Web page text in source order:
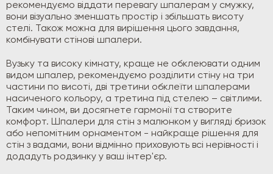
рекомендуємо віддати перевагу шпалерам у смужку,
вони візуально зменшать простір і збільшать висоту
стелі. Також можна для вирішення цього завдання,
комбінувати стінові шпалери.
Вузьку та високу кімнату, краще не обклеювати одним
видом шпалер, рекомендуємо розділити стіну на три
частини по висоті, дві третини обклеїти шпалерами
насиченого кольору, а третина під стелею – світлими.
Таким чином, ви досягнете гармонії та створите
комфорт. Шпалери для стін з малюнком у вигляді бризок
або непомітним орнаментом - найкраще рішення для
стін з вадами, вони відмінно приховують всі нерівності і
додадуть родзинку у ваш інтер'єр.